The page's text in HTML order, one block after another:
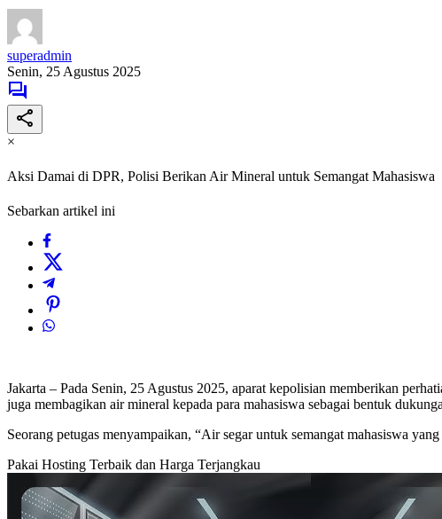
superadmin
Senin, 25 Agustus 2025
×
Aksi Damai di DPR, Polisi Berikan Air Mineral untuk Semangat Mahasiswa
Sebarkan artikel ini
Jakarta – Pada Senin, 25 Agustus 2025, aparat kepolisian memberikan
juga membagikan air mineral kepada para mahasiswa sebagai bentuk
Seorang petugas menyampaikan, “Air segar untuk semangat mahasiswa
Pakai Hosting Terbaik dan Harga Terjangkau